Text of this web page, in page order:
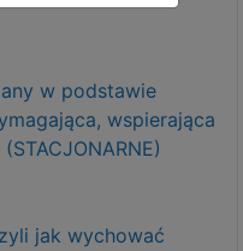
w podstawie
wspierająca
jak wychować